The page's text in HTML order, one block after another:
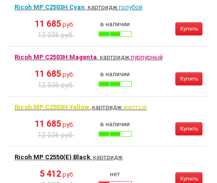
Ricoh MP C2503H Cyan, картридж голубой
11 685 руб.
12 036 руб.
в наличии
Купить
Ricoh MP C2503H Magenta, картридж пурпурный
11 685 руб.
12 036 руб.
в наличии
Купить
Ricoh MP C2503H Yellow, картридж желтый
11 685 руб.
12 036 руб.
в наличии
Купить
Ricoh MP C2550(E) Black, картридж
5 412 руб. нет
Купить